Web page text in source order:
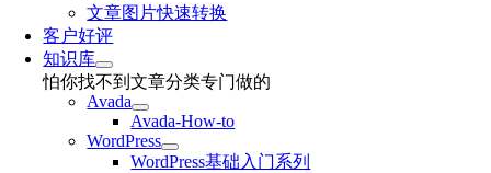
文章图片快速转换
客户好评
知识库
怕你找不到文章分类专门做的
Avada
Avada-How-to
WordPress
WordPress基础入门系列